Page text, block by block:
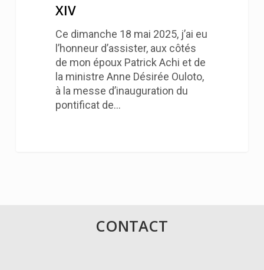
XIV
Ce dimanche 18 mai 2025, j’ai eu
l’honneur d’assister, aux côtés
de mon époux Patrick Achi et de
la ministre Anne Désirée Ouloto,
à la messe d’inauguration du
pontificat de…
CONTACT